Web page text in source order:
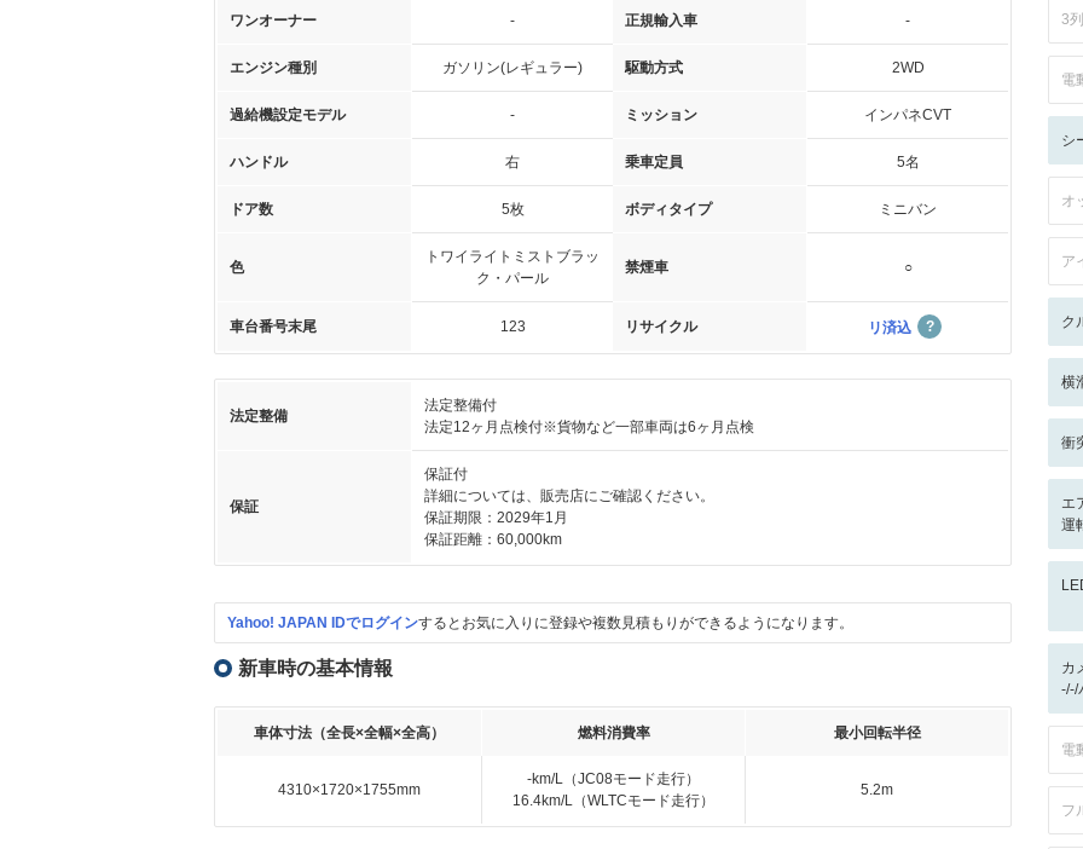
ワンオーナー - 正規輸入車 -
エンジン種別 ガソリン(レギュラー) 駆動方式 2WD
過給機設定モデル - ミッション インパネCVT
ハンドル 右 乗車定員 5名
ドア数 5枚 ボディタイプ ミニバン
色
トワイライトミストブラッ
ク・パール
禁煙車 ○
車台番号末尾 123 リサイクル リ済込
法定整備
法定整備付
法定12ヶ月点検付※貨物など一部車両は6ヶ月点検
保証
保証付
詳細については、販売店にご確認ください。
保証期限：2029年1月
保証距離：60,000km
Yahoo! JAPAN IDでログインするとお気に入りに登録や複数見積もりができるようになります。
新車時の基本情報
車体寸法（全長×全幅×全高） 燃料消費率 最小回転半径
4310×1720×1755mm
-km/L（JC08モード走行）
16.4km/L（WLTCモード走行）
5.2m
3
電
シ
オ
ア
ク
横
衝
エ
運
カ
-/-/
電
フ